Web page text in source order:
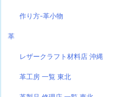
作り方-革小物
革
レザークラフト材料店 沖縄
革工房 一覧 東北